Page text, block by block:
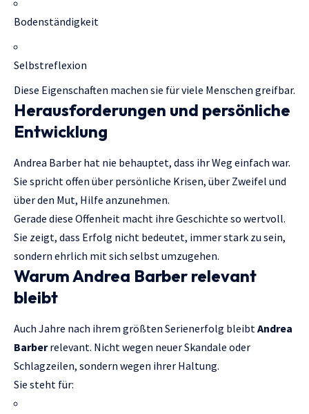
Bodenständigkeit
Selbstreflexion
Diese Eigenschaften machen sie für viele Menschen greifbar.
Herausforderungen und persönliche
Entwicklung
Andrea Barber hat nie behauptet, dass ihr Weg einfach war.
Sie spricht offen über persönliche Krisen, über Zweifel und
über den Mut, Hilfe anzunehmen.
Gerade diese Offenheit macht ihre Geschichte so wertvoll.
Sie zeigt, dass Erfolg nicht bedeutet, immer stark zu sein,
sondern ehrlich mit sich selbst umzugehen.
Warum Andrea Barber relevant
bleibt
Auch Jahre nach ihrem größten Serienerfolg bleibtAndrea
Barberrelevant. Nicht wegen neuer Skandale oder
Schlagzeilen, sondern wegen ihrer Haltung.
Sie steht für: